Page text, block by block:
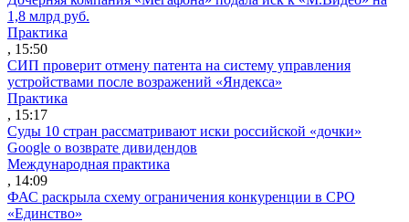
1,8 млрд руб.
Практика
, 15:50
СИП проверит отмену патента на систему управления
устройствами после возражений «Яндекса»
Практика
, 15:17
Суды 10 стран рассматривают иски российской «дочки»
Google о возврате дивидендов
Международная практика
, 14:09
ФАС раскрыла схему ограничения конкуренции в СРО
«Единство»